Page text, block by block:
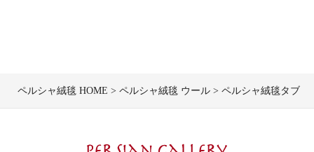
ペルシャ絨毯 HOME ペルシャ絨毯 ウール ペルシャ絨毯タブリ